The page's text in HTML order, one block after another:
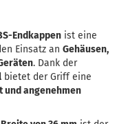
Endkappen ist eine
Einsatz an Gehäusen,
. Dank der
bietet der Griff eine
und angenehmen